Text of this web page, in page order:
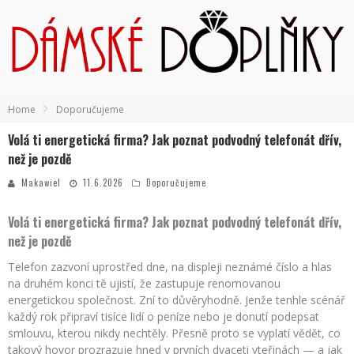
Home Doporučujeme
Volá ti energetická firma? Jak poznat podvodný telefonát dřív,
než je pozdě
Makawiel 11.6.2026 Doporučujeme
Volá ti energetická firma? Jak poznat podvodný telefonát dřív,
než je pozdě
Telefon zazvoní uprostřed dne, na displeji neznámé číslo a hlas
na druhém konci tě ujistí, že zastupuje renomovanou
energetickou společnost. Zní to důvěryhodně. Jenže tenhle scénář
každý rok připraví tisíce lidí o peníze nebo je donutí podepsat
smlouvu, kterou nikdy nechtěly. Přesně proto se vyplatí vědět, co
takový hovor prozrazuje hned v prvních dvaceti vteřinách — a jak